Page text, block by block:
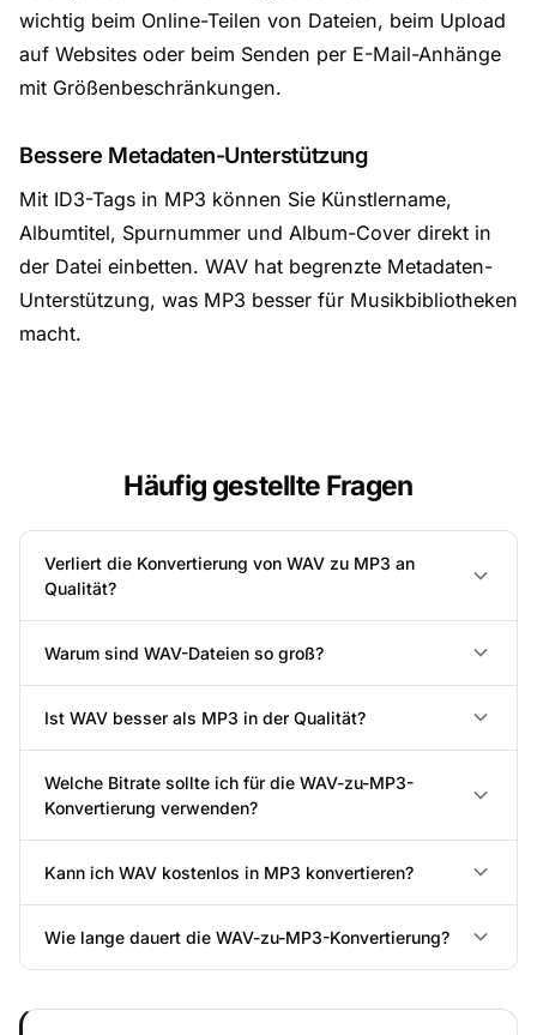
wichtig beim Online-Teilen von Dateien, beim Upload
auf Websites oder beim Senden per E-Mail-Anhänge
mit Größenbeschränkungen.
Bessere Metadaten-Unterstützung
Mit ID3-Tags in MP3 können Sie Künstlername,
Albumtitel, Spurnummer und Album-Cover direkt in
der Datei einbetten. WAV hat begrenzte Metadaten-
Unterstützung, was MP3 besser für Musikbibliotheken
macht.
Häufig gestellte Fragen
Verliert die Konvertierung von WAV zu MP3 an
Qualität?
Warum sind WAV-Dateien so groß?
Ist WAV besser als MP3 in der Qualität?
Welche Bitrate sollte ich für die WAV-zu-MP3-
Konvertierung verwenden?
Kann ich WAV kostenlos in MP3 konvertieren?
Wie lange dauert die WAV-zu-MP3-Konvertierung?